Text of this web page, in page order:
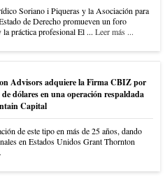
Soriano i Piqueras y la Asociación para
de Derecho promueven un foro
la práctica profesional El ... Leer más ...
Advisors adquiere la Firma CBIZ por
dólares en una operación respaldada
Capital
de este tipo en más de 25 años, dando
en Estados Unidos Grant Thornton